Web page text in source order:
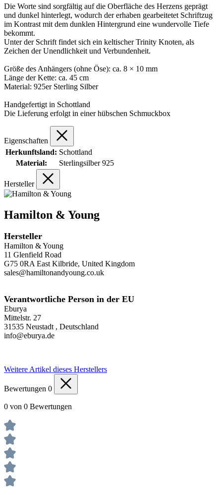
Die Worte sind sorgfältig auf die Oberfläche des Herzens geprägt
und dunkel hinterlegt, wodurch der erhaben gearbeitetet Schriftzug
im Kontrast mit dem dunklen Hintergrund eine wundervolle Tiefe
bekommt.
Unter der Schrift findet sich ein keltischer Trinity Knoten, als
Zeichen der Unendlichkeit und Verbundenheit.
Größe des Anhängers (ohne Öse): ca. 8 × 10 mm
Länge der Kette: ca. 45 cm
Material: 925er Sterling Silber
Handgefertigt in Schottland
Die Lieferung erfolgt in einer hübschen Schmuckbox
Eigenschaften
Herkunftsland: Schottland
Material:
Sterlingsilber 925
Hersteller
Hamilton & Young
Hersteller
Hamilton & Young
11 Glenfield Road
G75 0RA East Kilbride, United Kingdom
sales@hamiltonandyoung.co.uk
Verantwortliche Person in der EU
Eburya
Mittelstr. 27
31535 Neustadt , Deutschland
info@eburya.de
Weitere Artikel dieses Herstellers
Bewertungen 0
0 von 0 Bewertungen